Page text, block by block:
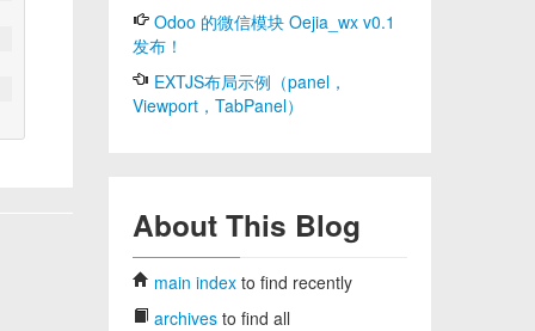
Odoo 的微信模块 Oejia_wx v0.1
发布！
EXTJS布局示例（panel，
Viewport，TabPanel）
About This Blog
main index to find recently
archives to find all